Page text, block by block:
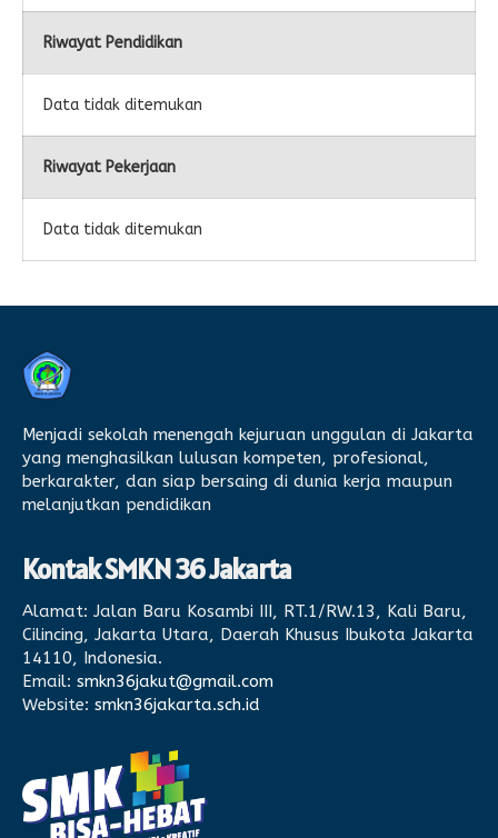
Riwayat Pendidikan
Data tidak ditemukan
Riwayat Pekerjaan
Data tidak ditemukan
Menjadi sekolah menengah kejuruan unggulan di Jakarta
yang menghasilkan lulusan kompeten, profesional,
berkarakter, dan siap bersaing di dunia kerja maupun
melanjutkan pendidikan
Kontak SMKN 36 Jakarta
Alamat: Jalan Baru Kosambi III, RT.1/RW.13, Kali Baru,
Cilincing, Jakarta Utara, Daerah Khusus Ibukota Jakarta
14110, Indonesia.
Email: smkn36jakut@gmail.com
Website: smkn36jakarta.sch.id